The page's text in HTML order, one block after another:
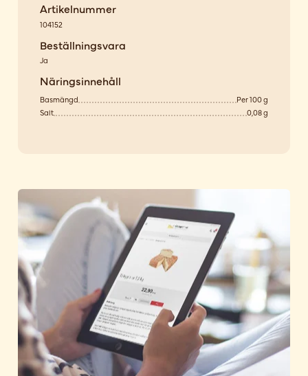
Artikelnummer
104152
Beställningsvara
Ja
Näringsinnehåll
Basmängd
Per 100 g
Salt
0,08 g